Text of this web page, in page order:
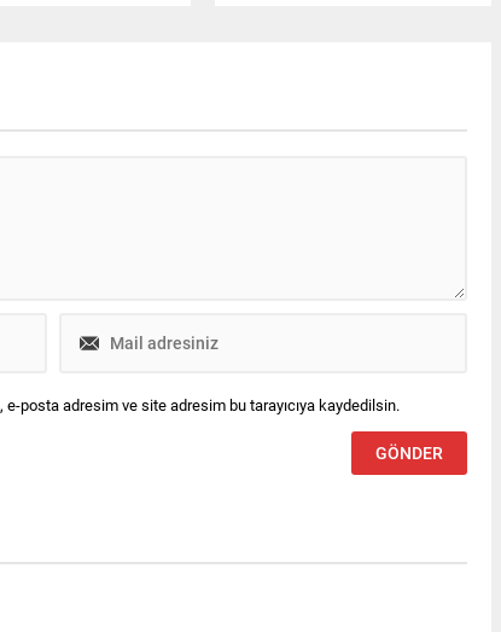
son tahminlere göre,
e-posta adresim ve site adresim bu tarayıcıya kaydedilsin.